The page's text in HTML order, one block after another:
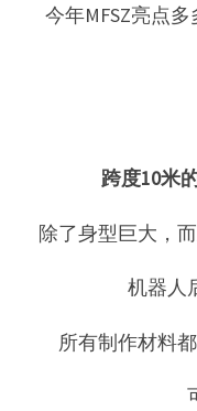
今年MFSZ亮点
跨度10米
除了身型巨大，
机器人
所有制作材料